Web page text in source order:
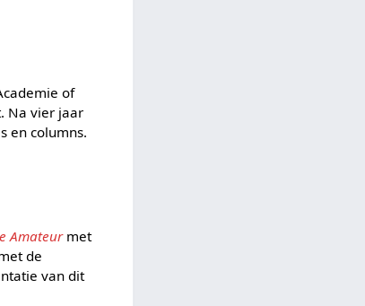
of
Na vier jaar
en columns.
Amateurmet
de
van dit